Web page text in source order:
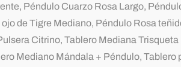
Péndulo Cuarzo Rosa Largo,
de Tigre Mediano, Péndulo Rosa
Citrino, Tablero Mediana
Mediano Mándala + Péndulo, Tablero